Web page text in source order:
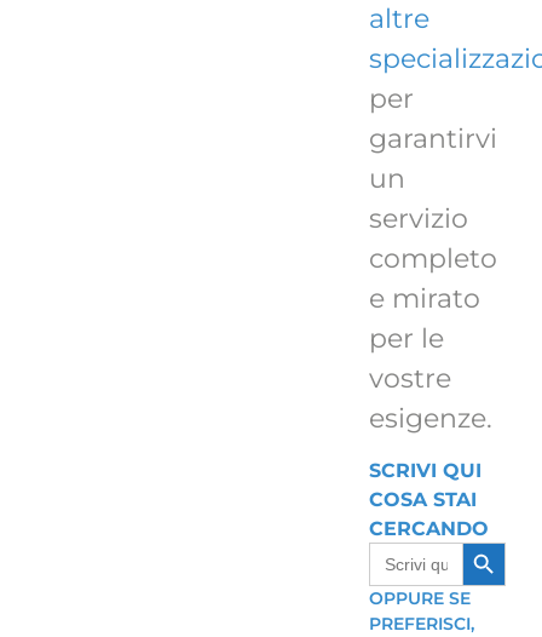
altre
per
garantirvi
un
servizio
completo
e mirato
per le
vostre
esigenze.
SCRIVI QUI
COSA STAI
CERCANDO
Search
for:
Search
OPPURE SE
PREFERISCI,